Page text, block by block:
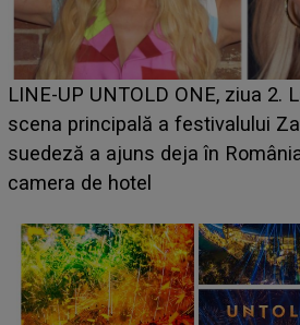
Ce a dezvăluit noua concurentă
luat prin surprindere pe
BĂIATUL VIZAT de Alexandra?!
faptului împlinit, A RECUNOSCUT